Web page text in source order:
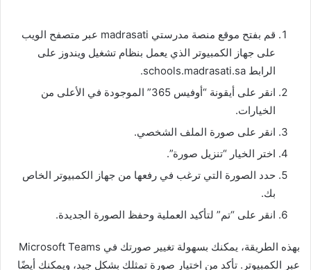
قم بفتح موقع منصة مدرستي madrasati عبر متصفح الويب
على جهاز الكمبيوتر الذي يعمل بنظام تشغيل ويندوز على
الرابط schools.madrasati.sa.
انقر على أيقونة “أوفيس 365” الموجودة في الأعلى من
الخيارات.
انقر على صورة الملف الشخصي.
اختر الخيار “تنزيل صورة”.
حدد الصورة التي ترغب في رفعها من جهاز الكمبيوتر الخاص
بك.
انقر على “تم” لتأكيد العملية وحفظ الصورة الجديدة.
بهذه الطريقة، يمكنك بسهولة تغيير صورتك في Microsoft Teams
عبر الكمبيوتر. تأكد من اختيار صورة تمثلك بشكل جيد، ويمكنك أيضًا